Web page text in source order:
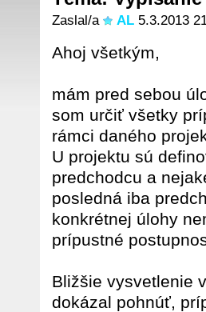
Zaslal/a AL 5.3.2013
Ahoj všetkým,
mám pred sebou
som určiť všetky
rámci daného
U projektu sú
predchodcu a
posledná iba
konkrétnej úlohy
prípustné
Bližšie vysvetlenie
dokázal pohnúť,